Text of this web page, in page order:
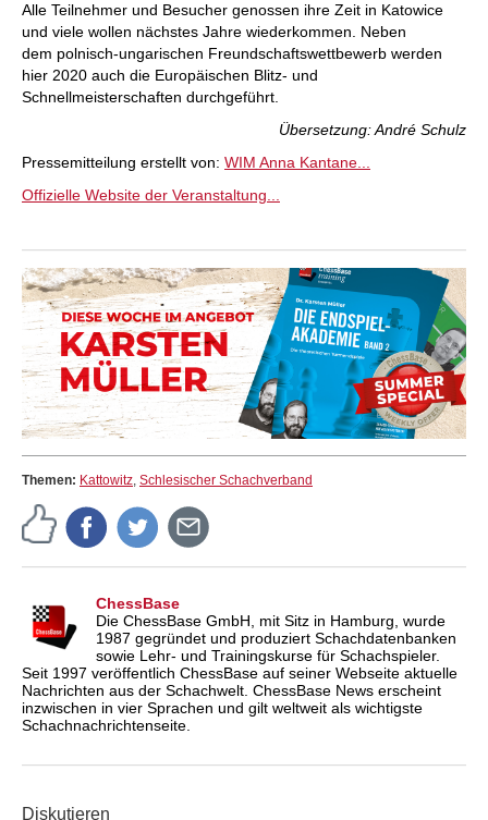
Alle Teilnehmer und Besucher genossen ihre Zeit in Katowice
und viele wollen nächstes Jahre wiederkommen. Neben
dem polnisch-ungarischen Freundschaftswettbewerb werden
hier 2020 auch die Europäischen Blitz- und
Schnellmeisterschaften durchgeführt.
Übersetzung: André Schulz
Pressemitteilung erstellt von: WIM Anna Kantane...
Offizielle Website der Veranstaltung...
Themen: Kattowitz, Schlesischer Schachverband
ChessBase
Die ChessBase GmbH, mit Sitz in Hamburg, wurde
1987 gegründet und produziert Schachdatenbanken
sowie Lehr- und Trainingskurse für Schachspieler.
Seit 1997 veröffentlich ChessBase auf seiner Webseite aktuelle
Nachrichten aus der Schachwelt. ChessBase News erscheint
inzwischen in vier Sprachen und gilt weltweit als wichtigste
Schachnachrichtenseite.
Diskutieren